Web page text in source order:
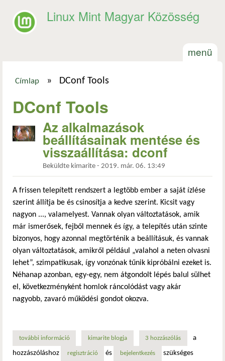
Linux Mint Magyar Közösség
menü
Címlap » DConf Tools
DConf Tools
Az alkalmazások
beállításainak mentése és
visszaállítása: dconf
Beküldte kimarite - 2019. már. 06. 13:49
A frissen telepített rendszert a legtöbb ember a saját ízlése
szerint állítja be és csinosítja a kedve szerint. Kicsit vagy
nagyon ..., valamelyest. Vannak olyan változtatások, amik
már ismerősek, fejből mennek és így, a telepítés után szinte
bizonyos, hogy azonnal megtörténik a beállításuk, és vannak
olyan változtatások, amikről például „valahol a neten olvasni
lehet”, szimpatikusak, így vonzónak tűnik kipróbálni ezeket is.
Néhanap azonban, egy-egy, nem átgondolt lépés balul sülhet
el, következményként homlok ráncolódást vagy akár
nagyobb, zavaró működési gondot okozva.
további információaz alkalmazások beállításainak mentése és visszaállítása:
kimarite blogja 3 hozzászólás a
hozzászóláshoz regisztráció és bejelentkezés szükséges